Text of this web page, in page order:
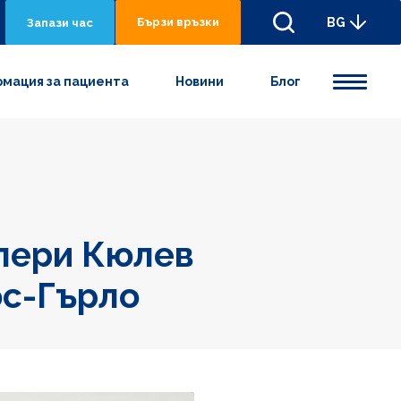
Запази час Бързи връзки BG
за пациента Новини Блог
Кюлев
Гърло